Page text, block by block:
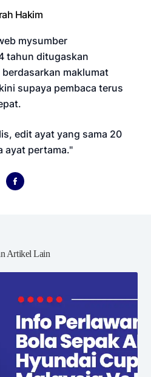
Hakim
mysumber
tahun ditugaskan
maklumat
supaya pembaca terus
edit ayat yang sama 20
ayat pertama."
Artikel Lain